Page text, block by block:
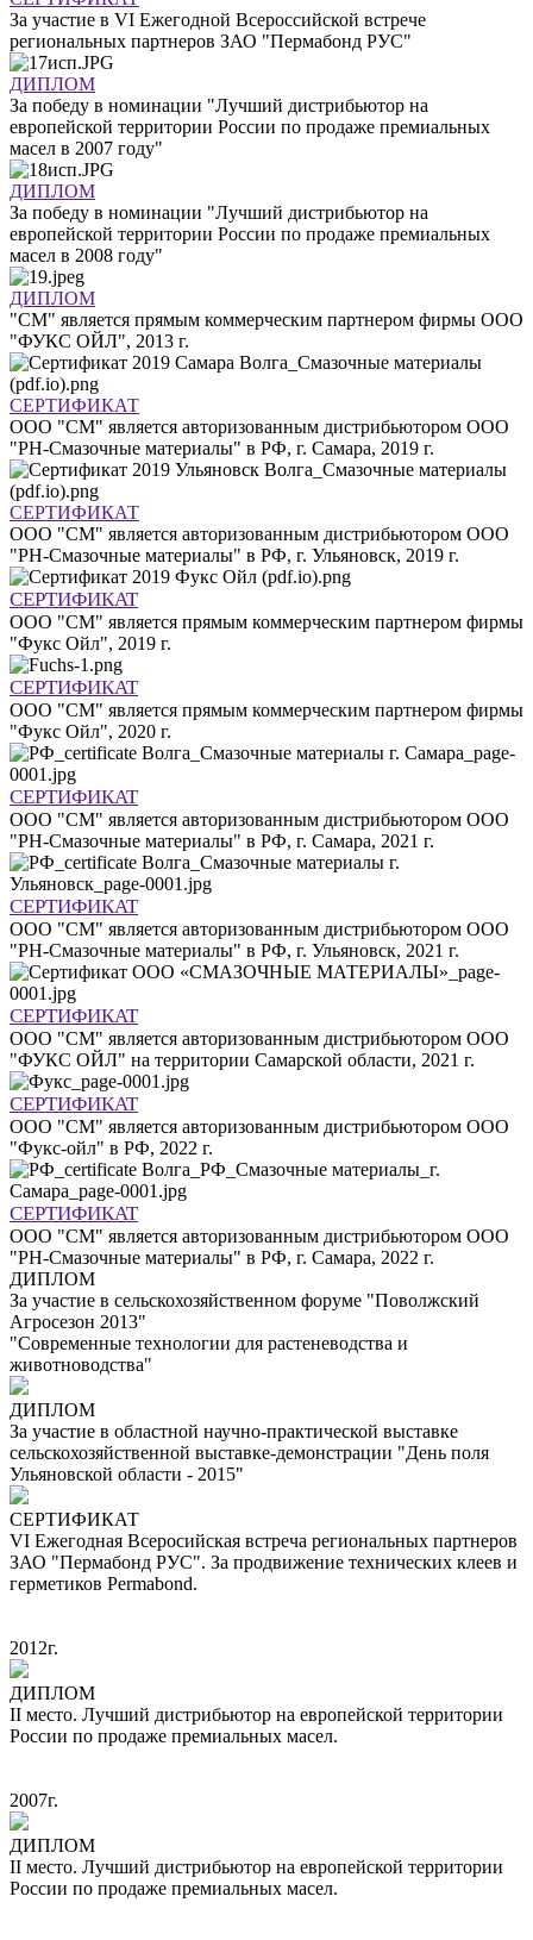
За участие в VI Ежегодной Всероссийской встрече
региональных партнеров ЗАО "Пермабонд РУС"
ДИПЛОМ
За победу в номинации "Лучший дистрибьютор на
европейской территории России по продаже премиальных
масел в 2007 году"
ДИПЛОМ
За победу в номинации "Лучший дистрибьютор на
европейской территории России по продаже премиальных
масел в 2008 году"
ДИПЛОМ
"СМ" является прямым коммерческим партнером фирмы ООО
"ФУКС ОЙЛ", 2013 г.
СЕРТИФИКАТ
ООО "СМ" является авторизованным дистрибьютором ООО
"РН-Смазочные материалы" в РФ, г. Самара, 2019 г.
СЕРТИФИКАТ
ООО "СМ" является авторизованным дистрибьютором ООО
"РН-Смазочные материалы" в РФ, г. Ульяновск, 2019 г.
СЕРТИФИКАТ
ООО "СМ" является прямым коммерческим партнером фирмы
"Фукс Ойл", 2019 г.
СЕРТИФИКАТ
ООО "СМ" является прямым коммерческим партнером фирмы
"Фукс Ойл", 2020 г.
СЕРТИФИКАТ
ООО "СМ" является авторизованным дистрибьютором ООО
"РН-Смазочные материалы" в РФ, г. Самара, 2021 г.
СЕРТИФИКАТ
ООО "СМ" является авторизованным дистрибьютором ООО
"РН-Смазочные материалы" в РФ, г. Ульяновск, 2021 г.
СЕРТИФИКАТ
ООО "СМ" является авторизованным дистрибьютором ООО
"ФУКС ОЙЛ" на территории Самарской области, 2021 г.
СЕРТИФИКАТ
ООО "СМ" является авторизованным дистрибьютором ООО
"Фукс-ойл" в РФ, 2022 г.
СЕРТИФИКАТ
ООО "СМ" является авторизованным дистрибьютором ООО
"РН-Смазочные материалы" в РФ, г. Самара, 2022 г.
ДИПЛОМ
За участие в сельскохозяйственном форуме "Поволжский
Агросезон 2013"
"Современные технологии для растеневодства и
животноводства"
ДИПЛОМ
За участие в областной научно-практической выставке
сельскохозяйственной выставке-демонстрации "День поля
Ульяновской области - 2015"
СЕРТИФИКАТ
VI Ежегодная Всеросийская встреча региональных партнеров
ЗАО "Пермабонд РУС". За продвижение технических клеев и
герметиков Permabond.
2012г.
ДИПЛОМ
II место. Лучший дистрибьютор на европейской территории
России по продаже премиальных масел.
2007г.
ДИПЛОМ
II место. Лучший дистрибьютор на европейской территории
России по продаже премиальных масел.